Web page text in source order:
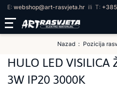
E: webshop@art-rasvjeta.hr ili T:
Nazad Pozicija
HULO LED VISILICA
3W IP20 3000K